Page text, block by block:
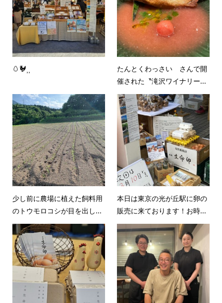
🥚🐓⸒⸒
たんとくわっさい さんで開
催された〝滝沢ワイナリー...
少し前に農場に植えた飼料用
のトウモロコシが目を出し...
本日は東京の光が丘駅に卵の
販売に来ております！お時...